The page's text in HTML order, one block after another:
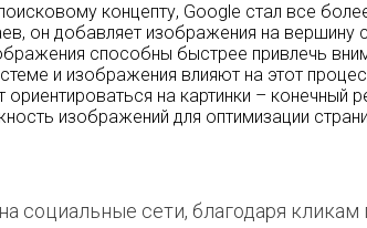
концепту, Google стал все
он добавляет изображения на вершину
способны быстрее привлечь
и изображения влияют на этот
на картинки – конечный
изображений для оптимизации
сети, благодаря кликам